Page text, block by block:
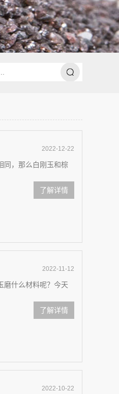
2022-12-22
同，那么白刚玉和棕
了解详情
2022-11-12
磨什么材料呢？今天
了解详情
2022-10-22